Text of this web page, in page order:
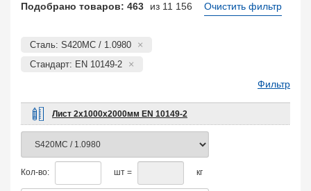
Подобрано товаров: 463 из 11 156 Очистить фильтр
Сталь: S420MC / 1.0980
Стандарт: EN 10149-2
Фильтр
Лист 2х1000х2000мм EN 10149-2
Кол-во: шт = кг